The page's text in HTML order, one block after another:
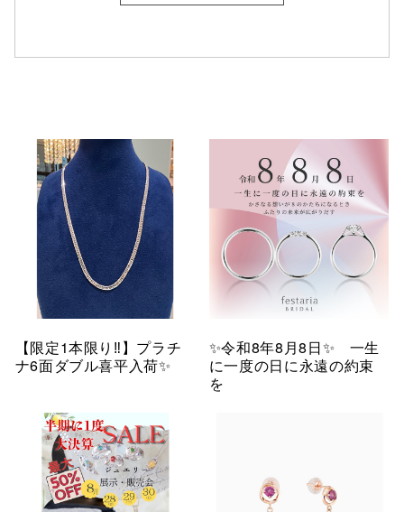
【限定1本限り‼︎】プラチ
ナ6面ダブル喜平入荷✨
✨令和8年8月8日✨ 一生
に一度の日に永遠の約束
を